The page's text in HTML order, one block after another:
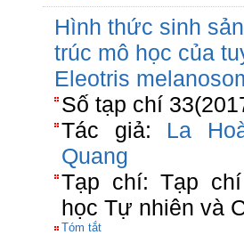
Hình thức sinh
trúc mô học của
Eleotris
Số tạp chí
Tác giả: La
Quang
Tạp chí: Tạp
học Tự nhiên và
Tóm tắt